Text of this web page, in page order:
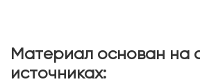
Материал основан на
источниках: